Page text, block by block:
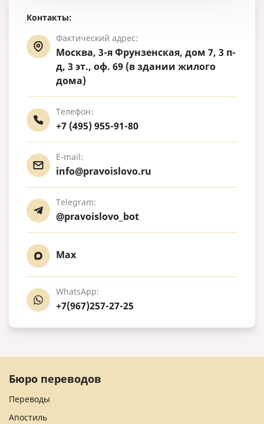
Контакты:
Фактический адрес:
Москва, 3-я Фрунзенская, дом 7, 3 п-
д, 3 эт., оф. 69 (в здании жилого
дома)
Телефон:
+7 (495) 955-91-80
E-mail:
info@pravoislovo.ru
Telegram:
@pravoislovo_bot
Max
WhatsApp:
+7(967)257-27-25
Бюро переводов
Переводы
Апостиль